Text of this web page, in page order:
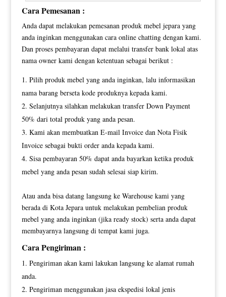
Cara Pemesanan :
Anda dapat melakukan pemesanan produk mebel jepara yang
anda inginkan menggunakan cara online chatting dengan kami.
Dan proses pembayaran dapat melalui transfer bank lokal atas
nama owner kami dengan ketentuan sebagai berikut :
Pilih produk mebel yang anda inginkan, lalu informasikan
nama barang berseta kode produknya kepada kami.
Selanjutnya silahkan melakukan transfer Down Payment
50% dari total produk yang anda pesan.
Kami akan membuatkan E-mail Invoice dan Nota Fisik
Invoice sebagai bukti order anda kepada kami.
Sisa pembayaran 50% dapat anda bayarkan ketika produk
mebel yang anda pesan sudah selesai siap kirim.
Atau anda bisa datang langsung ke Warehouse kami yang
berada di Kota Jepara untuk melakukan pembelian produk
mebel yang anda inginkan (jika ready stock) serta anda dapat
membayarnya langsung di tempat kami juga.
Cara Pengiriman :
Pengiriman akan kami lakukan langsung ke alamat rumah
anda.
Pengiriman menggunakan jasa ekspedisi lokal jenis